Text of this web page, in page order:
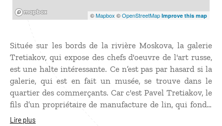
©Mapbox ©OpenStreetMap Improve this map
Située sur les bords de la rivière Moskova, la galerie
Tretiakov, qui expose des chefs d'oeuvre de l'art russe,
est une halte intéressante. Ce n’est pas par hasard si la
galerie, qui est en fait un musée, se trouve dans le
quartier des commerçants. Car c'est Pavel Tretiakov, le
fils d’un propriétaire de manufacture de lin, qui fonda,
en 1856, à 24 ans, ce musée destiné à présenter l’art
Lire plus